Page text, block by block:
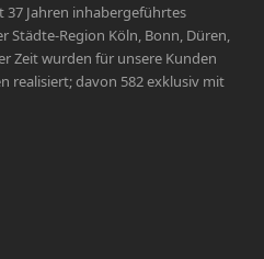
37 Jahren inhabergeführtes
Region Köln, Bonn, Düren,
Zeit wurden für unsere Kunden
realisiert; davon 582 exklusiv mit